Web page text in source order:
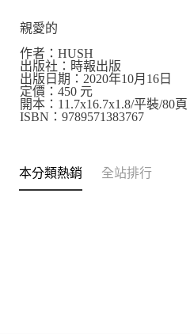
親愛的
作者：HUSH
出版社：時報出版
出版日期：2020年10月16日
定價：450 元
開本：11.7x16.7x1.8/平裝/80頁
ISBN：9789571383767
本分類熱銷 全站排行